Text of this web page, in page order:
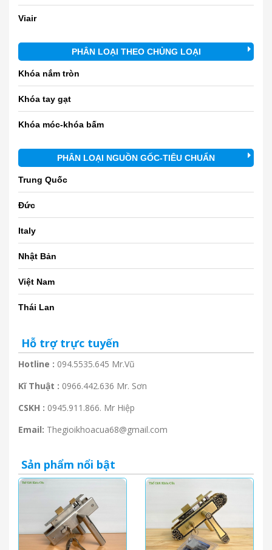
Viair
PHÂN LOẠI THEO CHỦNG LOẠI
Khóa nắm tròn
Khóa tay gạt
Khóa móc-khóa bấm
PHÂN LOẠI NGUỒN GỐC-TIÊU CHUẨN
Trung Quốc
Đức
Italy
Nhật Bản
Việt Nam
Thái Lan
Hỗ trợ trực tuyến
Hotline : 094.5535.645 Mr.Vũ
Kĩ Thuật : 0966.442.636 Mr. Sơn
CSKH : 0945.911.866. Mr Hiệp
Email: Thegioikhoacua68@gmail.com
Sản phẩm nổi bật